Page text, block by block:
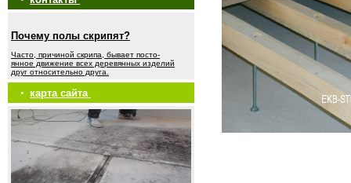
Почему полы скрипят?
Часто, причиной скрипа, бывает посто-
янное движение всех деревянных изделий
друг относительно друга.
• карта сайта